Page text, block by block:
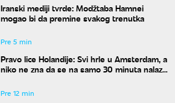
Iranski mediji tvrde: Modžtaba Hamnei
mogao bi da premine svakog trenutka
Pre 5 min
Pravo lice Holandije: Svi hrle u Amsterdam, a
niko ne zna da se na samo 30 minuta nalazi
Pre 12 min